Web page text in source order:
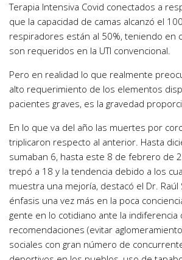
Terapia Intensiva Covid conectados a
que la capacidad de camas alcanzó el
respiradores están al 50%, teniendo en
son requeridos en la UTI convencional.
Pero en realidad lo que realmente
alto requerimiento de los elementos
pacientes graves, es la gravedad
En lo que va del año las muertes por
triplicaron respecto al anterior. Hasta
sumaban 6, hasta este 8 de febrero de
trepó a 18 y la tendencia debido a los
muestra una mejoría, destacó el Dr. Raúl
énfasis una vez más en la poca
gente en lo cotidiano ante la indiferencia
recomendaciones (evitar
sociales con gran número de